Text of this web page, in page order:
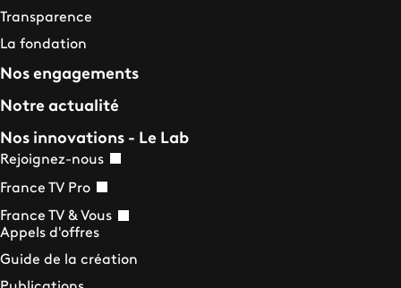
Transparence
La fondation
Nos engagements
Notre actualité
Nos innovations - Le Lab
Rejoignez-nous
France TV Pro
France TV & Vous
Appels d'offres
Guide de la création